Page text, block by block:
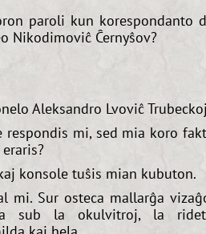
paroli kun korespondanto
Nikodimoviĉ Ĉernyŝov?
Aleksandro Lvoviĉ
mi, sed mia koro
konsole tuŝis mian kubuton.
mi. Sur osteca mallarĝa
sub la okulvitroj, la